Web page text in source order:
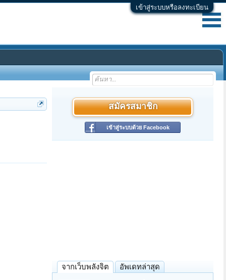
เข้าสู่ระบบหรือลงทะเบียน
สมัครสมาชิก
เข้าสู่ระบบด้วย Facebook
จากเว็บพลังจิต อัพเดทล่าสุด